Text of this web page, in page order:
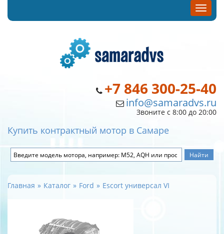
+7 846 300-25-40
info@samaradvs.ru
Звоните с 8:00 до 20:00
Купить контрактный мотор в Самаре
Главная Каталог Ford Escort универсал VI